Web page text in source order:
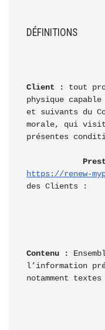
DÉFINITIONS
Client :
tout
physique
et suivants du
morale, qui
présentes
https://renew-
des Clients :
Contenu :
l’information
notamment